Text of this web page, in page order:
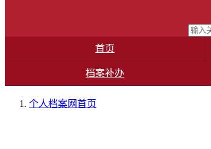
首页
档案补办
个人档案网首页